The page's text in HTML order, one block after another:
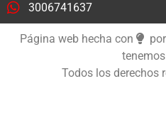
3006741637
Página web hecha con
Todos los derechos